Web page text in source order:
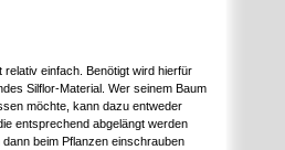
einfach. Benötigt wird hierfür
Silflor-Material. Wer seinem Baum
möchte, kann dazu entweder
entsprechend abgelängt werden
beim Pflanzen einschrauben